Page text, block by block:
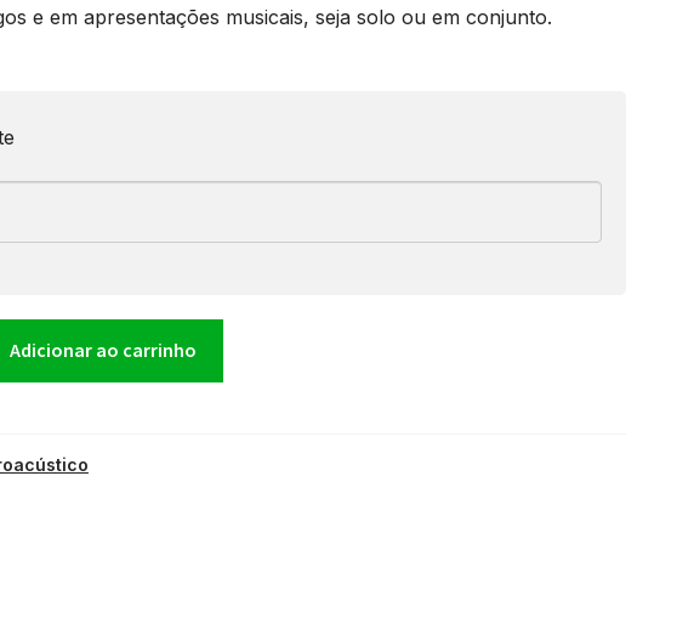
e em apresentações musicais, seja solo ou em conjunto.
Adicionar ao carrinho